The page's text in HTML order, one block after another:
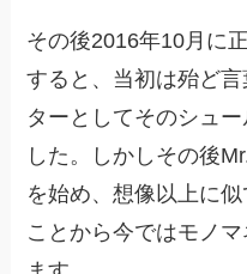
その後2016年10月に
すると、当初は殆ど
ターとしてそのシュ
した。しかしその後
を始め、想像以上に
ことから今ではモノ